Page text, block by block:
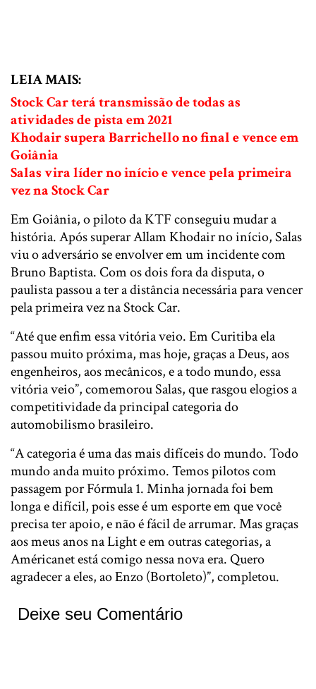
LEIA MAIS:
Stock Car terá transmissão de todas as
atividades de pista em 2021
Khodair supera Barrichello no final e vence em
Goiânia
Salas vira líder no início e vence pela primeira
vez na Stock Car
Em Goiânia, o piloto da KTF conseguiu mudar a
história. Após superar Allam Khodair no início, Salas
viu o adversário se envolver em um incidente com
Bruno Baptista. Com os dois fora da disputa, o
paulista passou a ter a distância necessária para vencer
pela primeira vez na Stock Car.
“Até que enfim essa vitória veio. Em Curitiba ela
passou muito próxima, mas hoje, graças a Deus, aos
engenheiros, aos mecânicos, e a todo mundo, essa
vitória veio”, comemorou Salas, que rasgou elogios a
competitividade da principal categoria do
automobilismo brasileiro.
“A categoria é uma das mais difíceis do mundo. Todo
mundo anda muito próximo. Temos pilotos com
passagem por Fórmula 1. Minha jornada foi bem
longa e difícil, pois esse é um esporte em que você
precisa ter apoio, e não é fácil de arrumar. Mas graças
aos meus anos na Light e em outras categorias, a
Américanet está comigo nessa nova era. Quero
agradecer a eles, ao Enzo (Bortoleto)”, completou.
Deixe seu Comentário